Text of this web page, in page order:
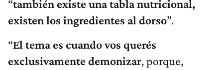
“también existe una tabla nutricional,
existen los ingredientes al dorso”.
“El tema es cuando vos querés
exclusivamente demonizar, porque,